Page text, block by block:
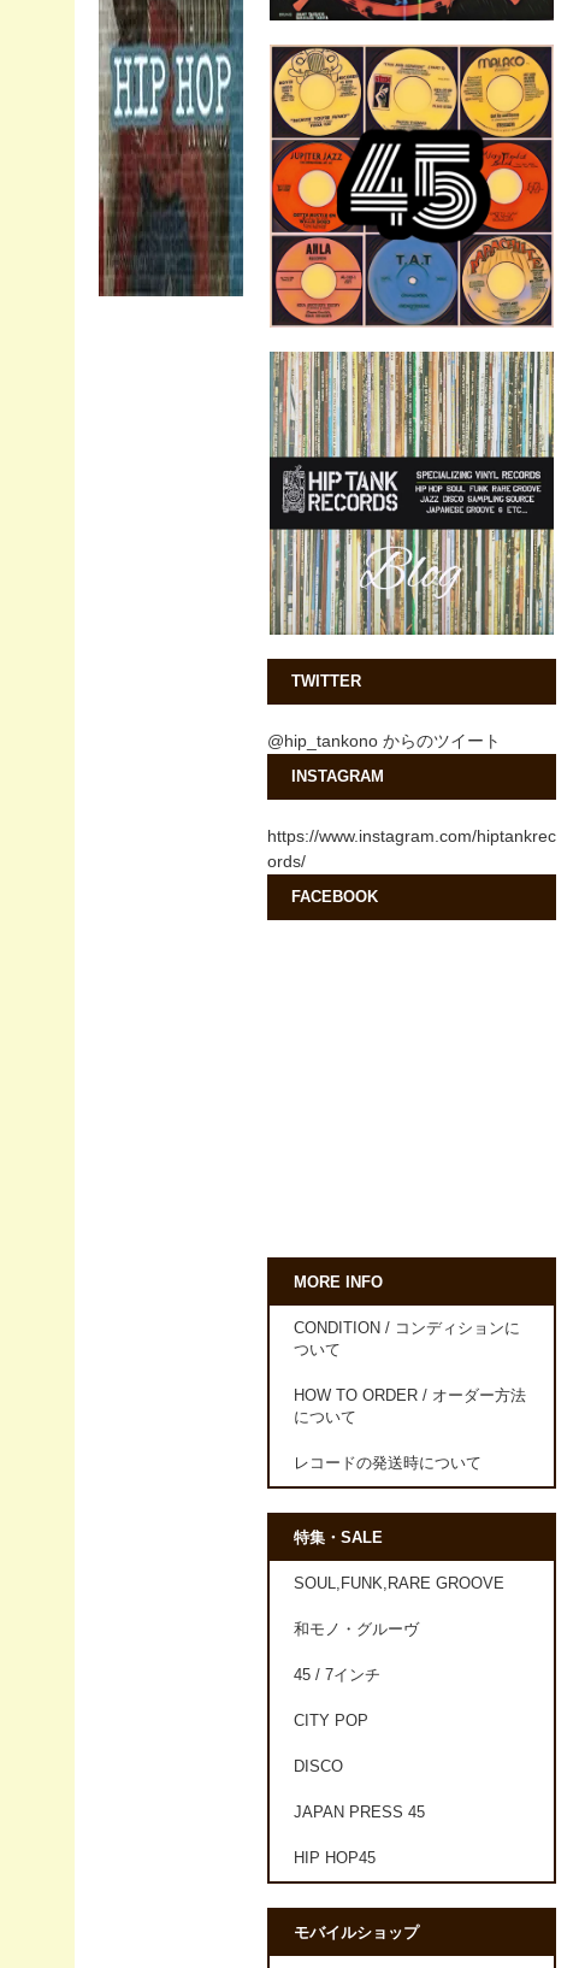
TWITTER
@hip_tankono からのツイート
INSTAGRAM
https://www.instagram.com/hiptankrec
ords/
FACEBOOK
MORE INFO
CONDITION / コンディションに
ついて
HOW TO ORDER / オーダー方法
について
レコードの発送時について
特集・SALE
SOUL,FUNK,RARE GROOVE
和モノ・グルーヴ
45 / 7インチ
CITY POP
DISCO
JAPAN PRESS 45
HIP HOP45
モバイルショップ